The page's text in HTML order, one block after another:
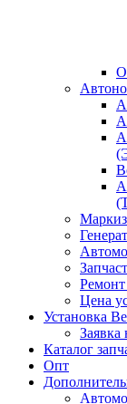
Ремонт
Цена
Установка
Заявка
Каталог
Опт